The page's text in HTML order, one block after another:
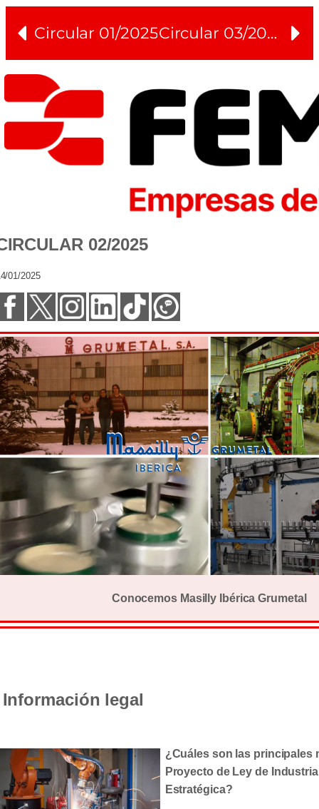
Circular 01/2025 Circular 03/2025
02/2025
01/2025
Conocemos Masilly Ibérica Grumetal
legal
¿Cuáles son las principales
Proyecto de Ley de
Estratégica?